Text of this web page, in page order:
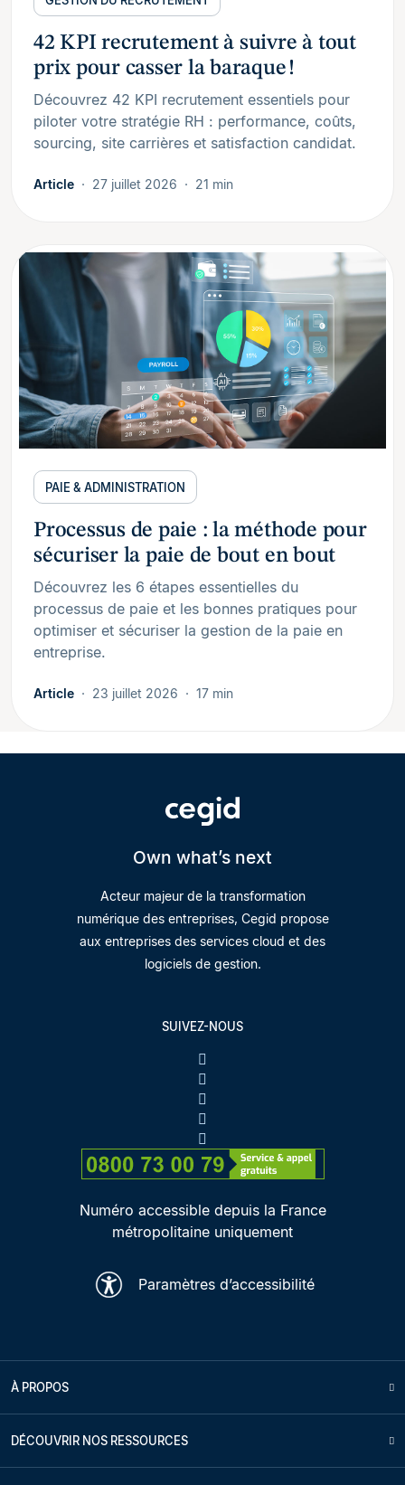
42 KPI recrutement à suivre à tout
prix pour casser la baraque !
Découvrez 42 KPI recrutement essentiels pour
piloter votre stratégie RH : performance, coûts,
sourcing, site carrières et satisfaction candidat.
Article 27 juillet 2026 21 min
PAIE & ADMINISTRATION
Processus de paie : la méthode pour
sécuriser la paie de bout en bout
Découvrez les 6 étapes essentielles du
processus de paie et les bonnes pratiques pour
optimiser et sécuriser la gestion de la paie en
entreprise.
Article 23 juillet 2026 17 min
Own what’s next
Acteur majeur de la transformation
numérique des entreprises, Cegid propose
aux entreprises des services cloud et des
logiciels de gestion.
SUIVEZ-NOUS
Numéro accessible depuis la France
métropolitaine uniquement
Paramètres d’accessibilité
À PROPOS
DÉCOUVRIR NOS RESSOURCES